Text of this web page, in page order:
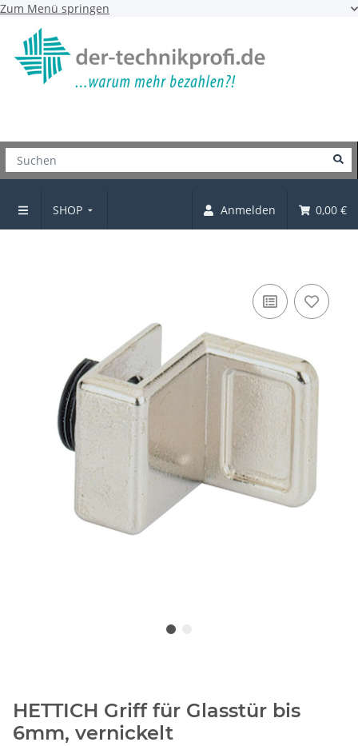
Zum Menü springen
SHOP Anmelden 0,00 €
Griff
HETTICH Griff für Glasstür bis
6mm, vernickelt